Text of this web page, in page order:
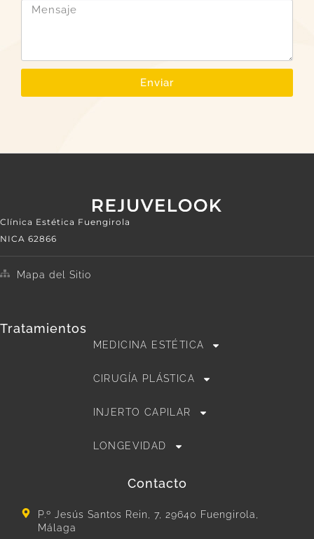
Enviar
Clínica Estética Fuengirola
NICA 62866
Mapa del Sitio
Tratamientos
MEDICINA ESTÉTICA
CIRUGÍA PLÁSTICA
INJERTO CAPILAR
LONGEVIDAD
Contacto
P.º Jesús Santos Rein, 7, 29640 Fuengirola,
Málaga